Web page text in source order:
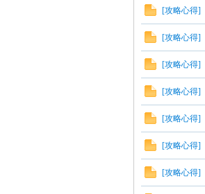
[攻略心得]
[攻略心得]
[攻略心得]
[攻略心得]
[攻略心得]
[攻略心得]
[攻略心得]